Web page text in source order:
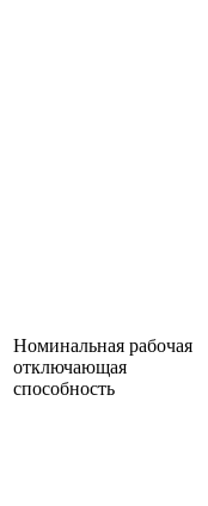
Номинальная рабочая
отключающая
способность